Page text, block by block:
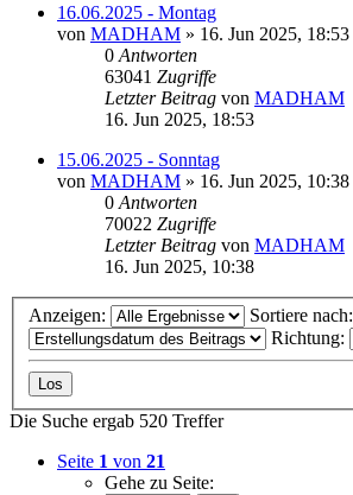
16.06.2025 - Montag
von MADHAM » 16. Jun 2025, 18:53
0 Antworten
63041 Zugriffe
Letzter Beitrag von MADHAM
16. Jun 2025, 18:53
15.06.2025 - Sonntag
von MADHAM » 16. Jun 2025, 10:38
0 Antworten
70022 Zugriffe
Letzter Beitrag von MADHAM
16. Jun 2025, 10:38
Anzeigen:
Sortiere nach:
Richtung:
Die Suche ergab 520 Treffer
Seite 1 von 21
Gehe zu Seite: